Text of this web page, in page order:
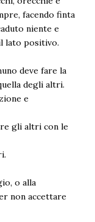
facendo finta
niente e
lato positivo.
deve fare la
degli altri.
e
gli altri con le
o alla
non accettare